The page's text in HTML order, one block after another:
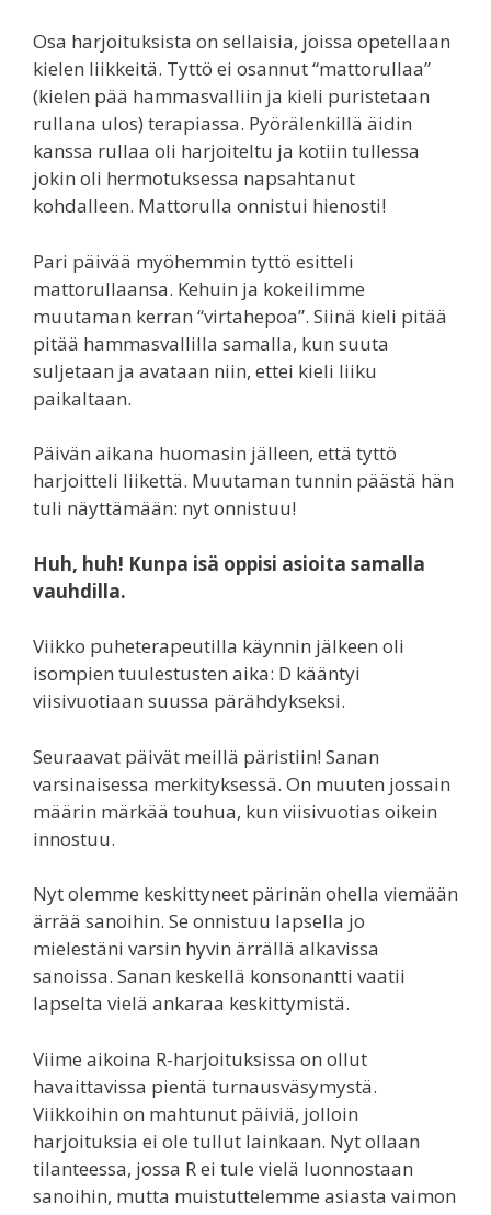
Osa harjoituksista on sellaisia, joissa opetellaan
kielen liikkeitä. Tyttö ei osannut “mattorullaa”
(kielen pää hammasvalliin ja kieli puristetaan
rullana ulos) terapiassa. Pyörälenkillä äidin
kanssa rullaa oli harjoiteltu ja kotiin tullessa
jokin oli hermotuksessa napsahtanut
kohdalleen. Mattorulla onnistui hienosti!
Pari päivää myöhemmin tyttö esitteli
mattorullaansa. Kehuin ja kokeilimme
muutaman kerran “virtahepoa”. Siinä kieli pitää
pitää hammasvallilla samalla, kun suuta
suljetaan ja avataan niin, ettei kieli liiku
paikaltaan.
Päivän aikana huomasin jälleen, että tyttö
harjoitteli liikettä. Muutaman tunnin päästä hän
tuli näyttämään: nyt onnistuu!
Huh, huh! Kunpa isä oppisi asioita samalla
vauhdilla.
Viikko puheterapeutilla käynnin jälkeen oli
isompien tuulestusten aika: D kääntyi
viisivuotiaan suussa pärähdykseksi.
Seuraavat päivät meillä päristiin! Sanan
varsinaisessa merkityksessä. On muuten jossain
määrin märkää touhua, kun viisivuotias oikein
innostuu.
Nyt olemme keskittyneet pärinän ohella viemään
ärrää sanoihin. Se onnistuu lapsella jo
mielestäni varsin hyvin ärrällä alkavissa
sanoissa. Sanan keskellä konsonantti vaatii
lapselta vielä ankaraa keskittymistä.
Viime aikoina R-harjoituksissa on ollut
havaittavissa pientä turnausväsymystä.
Viikkoihin on mahtunut päiviä, jolloin
harjoituksia ei ole tullut lainkaan. Nyt ollaan
tilanteessa, jossa R ei tule vielä luonnostaan
sanoihin, mutta muistuttelemme asiasta vaimon